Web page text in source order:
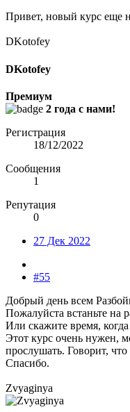
Привет, новый курс еще
DKotofey
DKotofey
Премиум
2 года с нами!
Регистрация
18/12/2022
Сообщения
1
Репутация
0
27 Дек 2022
#55
Добрый день всем
Пожалуйста встаньте на
Или скажите время,
Этот курс очень нужен,
прослушать. Говорит,
Спасибо.
Zvyaginya